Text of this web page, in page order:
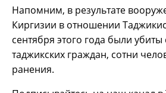
Напомним, в результате
Киргизии в отношении
сентября этого года были
таджикских граждан, сотни
ранения.